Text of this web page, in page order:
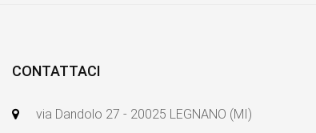
CONTATTACI
via Dandolo 27 - 20025 LEGNANO (MI)